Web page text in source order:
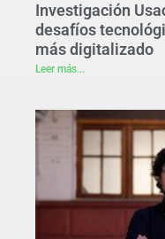
Investigación
desafíos
más digitalizado
Leer más...